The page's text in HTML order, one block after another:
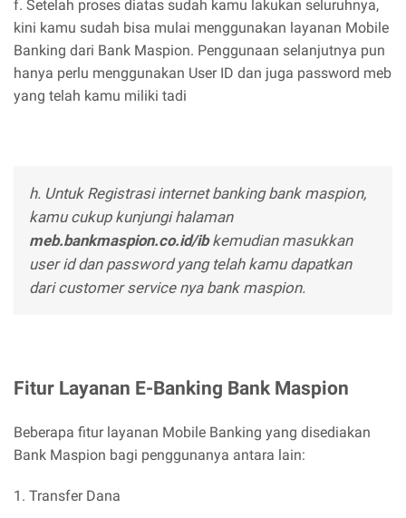
f. Setelah proses diatas sudah kamu lakukan seluruhnya,
kini kamu sudah bisa mulai menggunakan layanan Mobile
Banking dari Bank Maspion. Penggunaan selanjutnya pun
hanya perlu menggunakan User ID dan juga password meb
yang telah kamu miliki tadi
h. Untuk Registrasi internet banking bank maspion,
kamu cukup kunjungi halaman
meb.bankmaspion.co.id/ibkemudian masukkan
user id dan password yang telah kamu dapatkan
dari customer service nya bank maspion.
Fitur Layanan E-Banking Bank Maspion
Beberapa fitur layanan Mobile Banking yang disediakan
Bank Maspion bagi penggunanya antara lain:
1. Transfer Dana